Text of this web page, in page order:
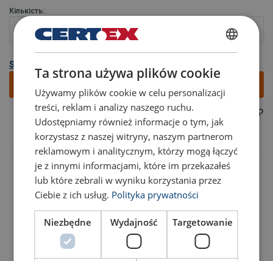
Кількість:
Show all variants
Додати
Part code:403101250120
Код товару Add to cart Детальніше
Маркування:
Стандарт:
Коефіціент запасу міцності:
Клас:
POLISH
ENGLISH TRANSLATION
Ta strona używa plików cookie
Używamy plików cookie w celu personalizacji
treści, reklam i analizy naszego ruchu.
Udostępniamy również informacje o tym, jak
korzystasz z naszej witryny, naszym partnerom
reklamowym i analitycznym, którzy mogą łączyć
je z innymi informacjami, które im przekazałeś
lub które zebrali w wyniku korzystania przez
Ciebie z ich usług. Polityka prywatności
Niezbędne Wydajność Targetowanie